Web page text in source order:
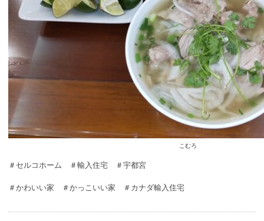
こむろ
＃セルコホーム ＃輸入住宅 ＃宇都宮
＃かわいい家 ＃かっこいい家 ＃カナダ輸入住宅